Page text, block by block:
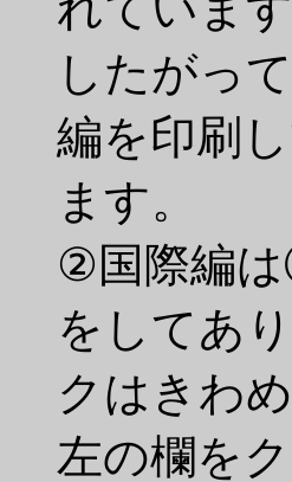
したがって
編を印刷
ます。
②国際編
をしてあ
クはきわ
左の欄を